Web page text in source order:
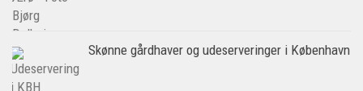
Skønne gårdhaver og udeserveringer i København